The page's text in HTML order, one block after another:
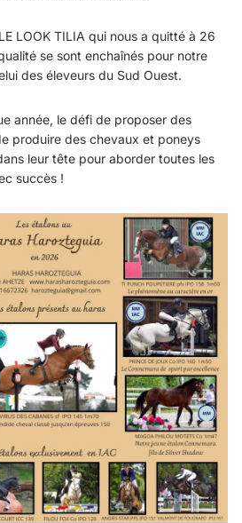
LOOK TILIA qui nous a quitté à 26
se sont enchaînés pour notre
des éleveurs du Sud Ouest.
année, le défi de proposer des
produire des chevaux et poneys
leur tête pour aborder toutes les
succès !